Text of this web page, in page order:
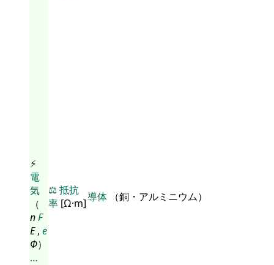
⚡
電
気
（
nF
E, e
Φ）
…
⚖️抵抗
率 [Ω·m]導体 （銅・アルミニウム）